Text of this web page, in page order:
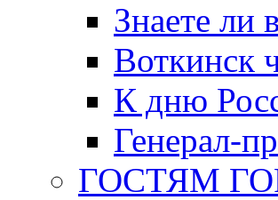
Знаете ли
Воткинск
К дню
Генерал-
ГОСТЯМ